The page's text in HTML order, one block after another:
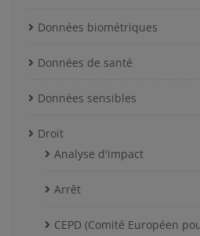
Données biométriques
Données de santé
Données sensibles
Droit
Analyse d'impact
Arrêt
CEPD (Comité Européen